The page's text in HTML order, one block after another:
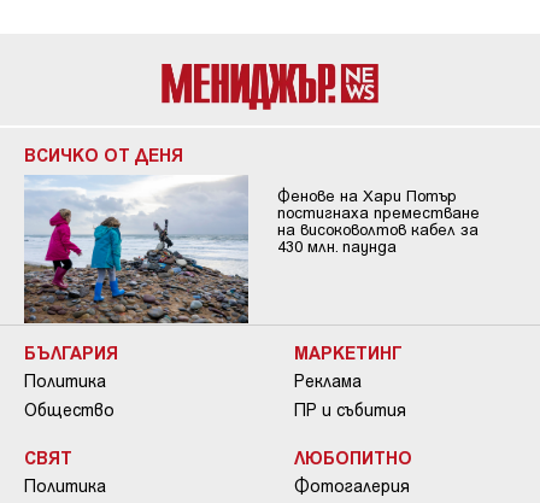
ВСИЧКО ОТ ДЕНЯ
Фенове на Хари Потър
постигнаха преместване
на високоволтов кабел за
430 млн. паунда
БЪЛГАРИЯ
Политика
Общество
СВЯТ
Политика
МАРКЕТИНГ
Реклама
ПР и събития
ЛЮБОПИТНО
Фотогалерия